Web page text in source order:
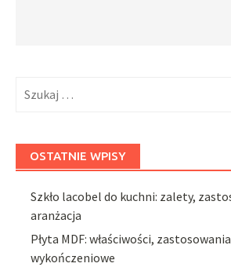
OSTATNIE WPISY
Szkło lacobel do kuchni: zalety,
aranżacja
Płyta MDF: właściwości,
wykończeniowe